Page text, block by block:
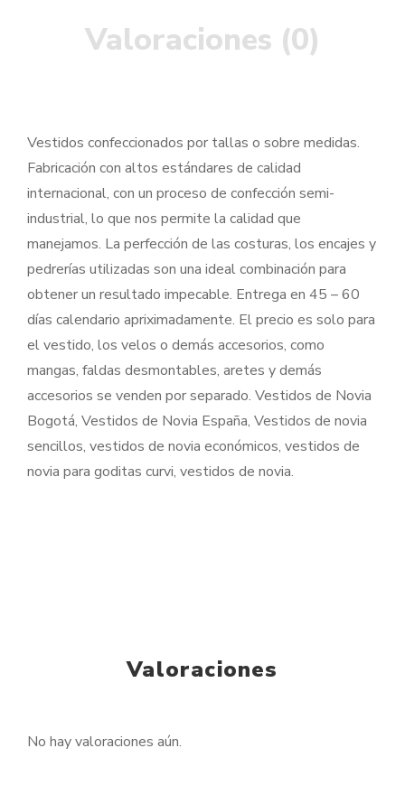
Valoraciones (0)
Vestidos confeccionados por tallas o sobre medidas.
Fabricación con altos estándares de calidad
internacional, con un proceso de confección semi-
industrial, lo que nos permite la calidad que
manejamos. La perfección de las costuras, los encajes y
pedrerías utilizadas son una ideal combinación para
obtener un resultado impecable. Entrega en 45 – 60
días calendario apriximadamente. El precio es solo para
el vestido, los velos o demás accesorios, como
mangas, faldas desmontables, aretes y demás
accesorios se venden por separado. Vestidos de Novia
Bogotá, Vestidos de Novia España, Vestidos de novia
sencillos, vestidos de novia económicos, vestidos de
novia para goditas curvi, vestidos de novia.
Valoraciones
No hay valoraciones aún.